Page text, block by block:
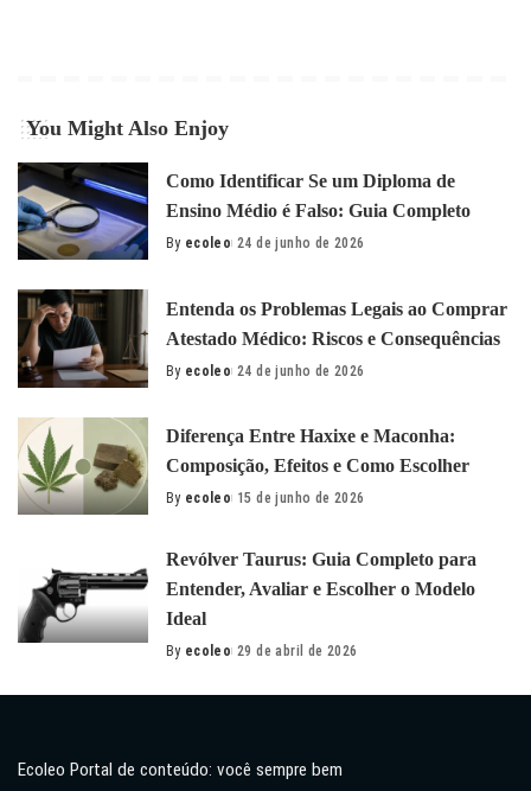
You Might Also Enjoy
Como Identificar Se um Diploma de
Ensino Médio é Falso: Guia Completo
Posted
By ecoleo 24 de junho de 2026
Entenda os Problemas Legais ao Comprar
Atestado Médico: Riscos e Consequências
Posted
By ecoleo 24 de junho de 2026
Diferença Entre Haxixe e Maconha:
Composição, Efeitos e Como Escolher
Posted
By ecoleo 15 de junho de 2026
Revólver Taurus: Guia Completo para
Entender, Avaliar e Escolher o Modelo
Ideal
Posted
By ecoleo 29 de abril de 2026
Ecoleo Portal de conteúdo: você sempre bem